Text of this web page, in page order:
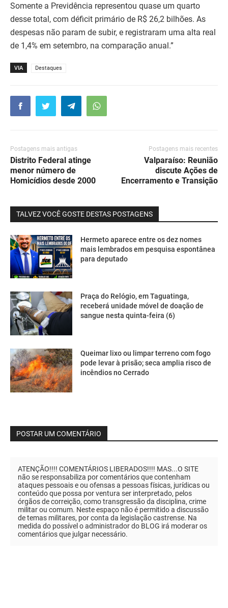
Somente a Previdência representou quase um quarto
desse total, com déficit primário de R$ 26,2 bilhões. As
despesas não param de subir, e registraram uma alta real
de 1,4% em setembro, na comparação anual.”
VIA Destaques
Postagens mais antigas
Distrito Federal atinge
menor número de
Homicídios desde 2000
Postagens mais recentes
Valparaíso: Reunião
discute Ações de
Encerramento e Transição
TALVEZ VOCÊ GOSTE DESTAS POSTAGENS
Hermeto aparece entre os dez nomes
mais lembrados em pesquisa espontânea
para deputado
Praça do Relógio, em Taguatinga,
receberá unidade móvel de doação de
sangue nesta quinta-feira (6)
Queimar lixo ou limpar terreno com fogo
pode levar à prisão; seca amplia risco de
incêndios no Cerrado
POSTAR UM COMENTÁRIO
ATENÇÃO!!!! COMENTÁRIOS LIBERADOS!!!! MAS...O SITE
não se responsabiliza por comentários que contenham
ataques pessoais e ou ofensas a pessoas físicas, jurídicas ou
conteúdo que possa por ventura ser interpretado, pelos
órgãos de correição, como transgressão da disciplina, crime
militar ou comum. Neste espaço não é permitido a discussão
de temas militares, por conta da legislação castrense. Na
medida do possível o administrador do BLOG irá moderar os
comentários que julgar necessário.